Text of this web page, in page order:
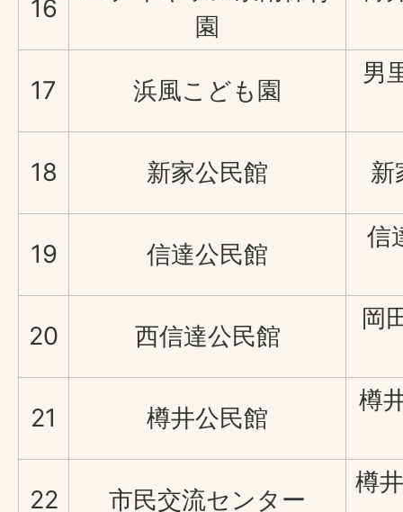
16
園
17 浜風こども園
男
18 新家公民館 新
19 信達公民館
信
20 西信達公民館
岡
21 樽井公民館
樽
22 市民交流センター
樽